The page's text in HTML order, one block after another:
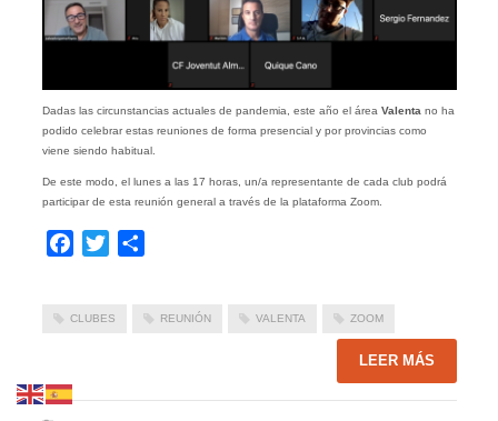
Dadas las circunstancias actuales de pandemia, este año el área Valenta no ha
podido celebrar estas reuniones de forma presencial y por provincias como
viene siendo habitual.
De este modo, el lunes a las 17 horas, un/a representante de cada club podrá
participar de esta reunión general a través de la plataforma Zoom.
Facebook
Twitter
CLUBES REUNIÓN VALENTA ZOOM
LEER MÁS